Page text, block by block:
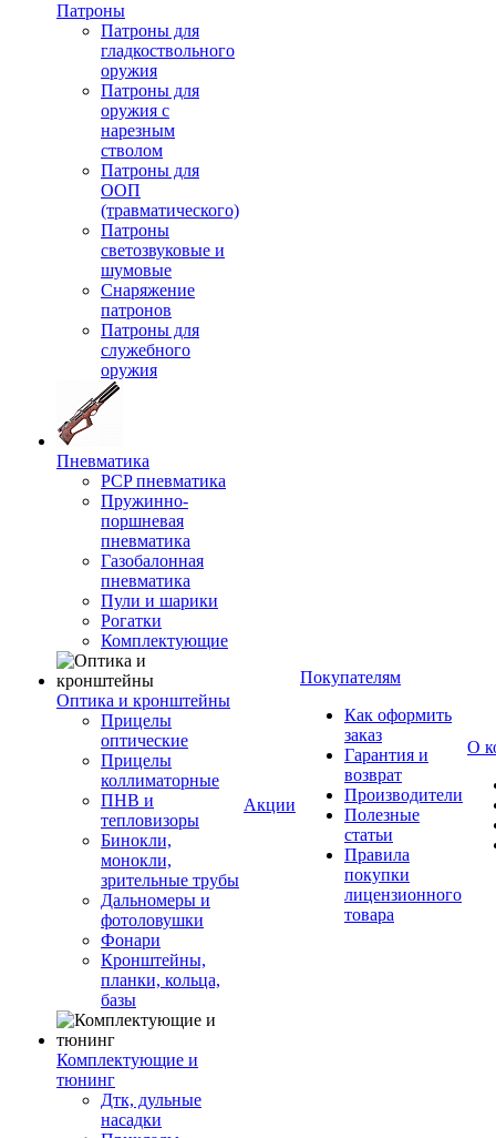
Патроны
Патроны для
гладкоствольного
оружия
Патроны для
оружия с
нарезным
стволом
Патроны для
ООП
(травматического)
Патроны
светозвуковые и
шумовые
Снаряжение
патронов
Патроны для
служебного
оружия
Пневматика
PCP пневматика
Пружинно-
поршневая
пневматика
Газобалонная
пневматика
Пули и шарики
Рогатки
Комплектующие
Оптика и кронштейны
Прицелы
оптические
Прицелы
коллиматорные
ПНВ и
тепловизоры
Бинокли,
монокли,
зрительные трубы
Дальномеры и
фотоловушки
Фонари
Кронштейны,
планки, кольца,
базы
Комплектующие и
тюнинг
Дтк, дульные
насадки
Акции
Покупателям
Как оформить
заказ
Гарантия и
возврат
Производители
Полезные
статьи
Правила
покупки
лицензионного
товара
О